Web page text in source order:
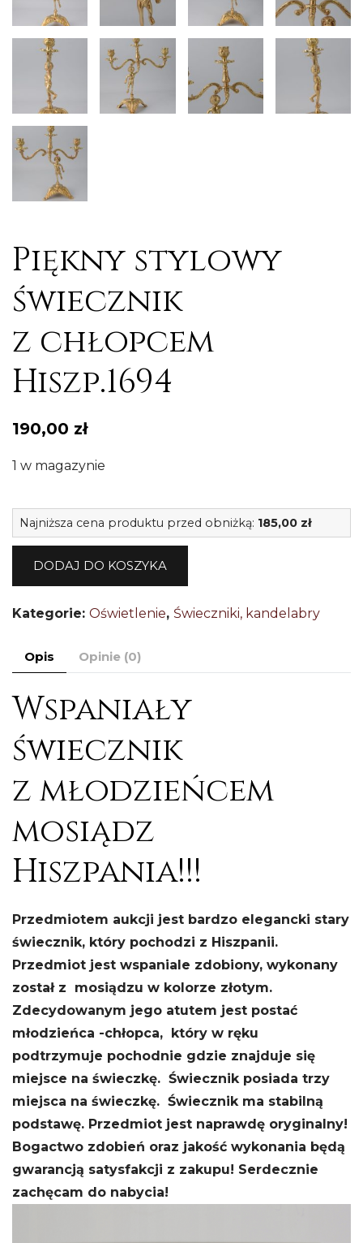
Piękny stylowy
świecznik
z chłopcem
Hiszp.1694
190,00 zł
1 w magazynie
Najniższa cena produktu przed obniżką: 185,00 zł
DODAJ DO KOSZYKA
Kategorie: Oświetlenie, Świeczniki, kandelabry
Opis Opinie (0)
Wspaniały
świecznik
z młodzieńcem
mosiądz
Hiszpania!!!
Przedmiotem aukcji jest bardzo elegancki stary
świecznik, który pochodzi z Hiszpanii.
Przedmiot jest wspaniale zdobiony, wykonany
został z mosiądzu w kolorze złotym.
Zdecydowanym jego atutem jest postać
młodzieńca -chłopca, który w ręku
podtrzymuje pochodnie gdzie znajduje się
miejsce na świeczkę. Świecznik posiada trzy
miejsca na świeczkę. Świecznik ma stabilną
podstawę. Przedmiot jest naprawdę oryginalny!
Bogactwo zdobień oraz jakość wykonania będą
gwarancją satysfakcji z zakupu! Serdecznie
zachęcam do nabycia!